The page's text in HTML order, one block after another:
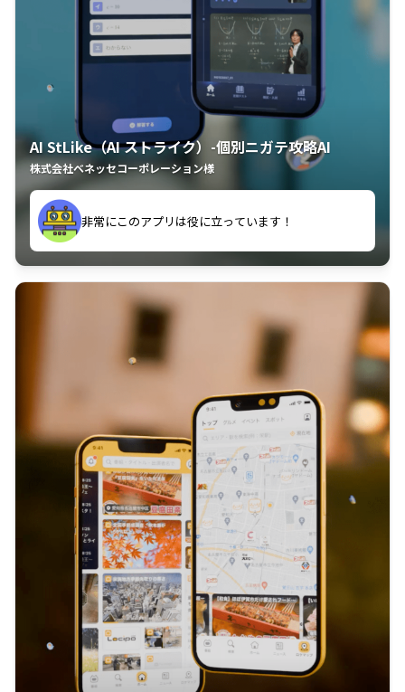
AI StLike（AI ストライク）-個別ニガテ攻略AI
株式会社ベネッセコーポレーション様
苦手な問題や分からない問題を減らしていくことがで
きてスゴい！
非常にこのアプリは役に立っています！